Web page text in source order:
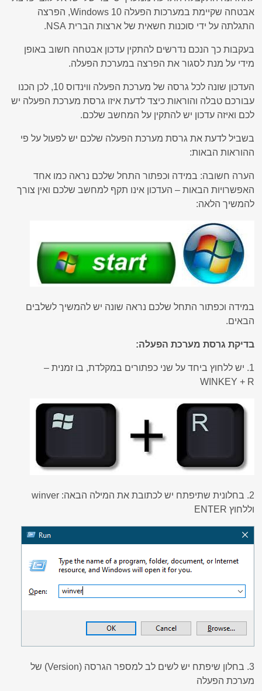
אבטחה שקיימת במערכות הפעלה Windows 10, הפרצה
התגלתה על ידי סוכנות חשאית של ארצות הברית NSA.
בעקבות כך הנכם נדרשים להתקין עדכון אבטחה חשוב באופן
מידי על מנת לסגור את הפרצה במערכת הפעלה.
העדכון שונה לכל גרסה של מערכת הפעלה ווינדוס 10, לכן הכנו
עבורכם טבלה והוראות כיצד לדעת איזו גרסת מערכת הפעלה יש
לכם ואיזה עדכון יש להתקין על המחשב שלכם.
בשביל לדעת את גרסת מערכת הפעלה שלכם יש לפעול על פי
ההוראות הבאות:
הערה חשובה: במידה וכפתור התחל שלכם נראה כמו אחד
האפשרויות הבאות – העדכון אינו תקף למחשב שלכם ואין צורך
להמשיך הלאה:
במידה וכפתור התחל שלכם נראה שונה יש להמשיך לשלבים
הבאים.
בדיקת גרסת מערכת הפעלה:
1. יש ללחוץ ביחד על שני כפתורים במקלדת, בו זמנית –
WINKEY + R
2. בחלונית שתיפתח יש לכתובת את המילה הבאה: winver
וללחוץ ENTER
3. בחלון שיפתח יש לשים לב למספר הגרסה (Version) של
מערכת הפעלה